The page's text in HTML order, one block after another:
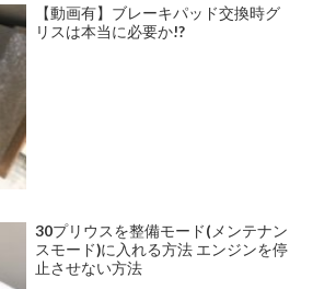
【動画有】ブレーキパッド交換時グ
リスは本当に必要か!?
30プリウスを整備モード(メンテナン
スモード)に入れる方法 エンジンを停
止させない方法